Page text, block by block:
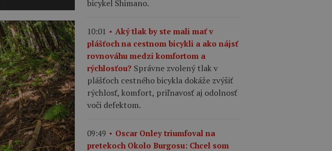
bicykel Shimano.
10:01
Aký tlak by ste mali mať v
plášťoch na cestnom bicykli a ako nájsť
rovnováhu medzi komfortom a
rýchlosťou? Správne zvolený tlak v
plášťoch cestného bicykla dokáže zvýšiť
rýchlosť, komfort, priľnavosť aj odolnosť
voči defektom.
09:49
Oscar Onley triumfoval na
pretekoch Okolo Burgosu: Chcel som